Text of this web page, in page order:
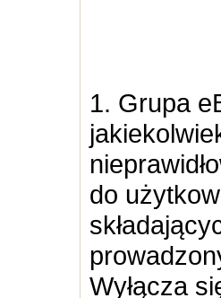
1. Grupa
do
Wyłącza